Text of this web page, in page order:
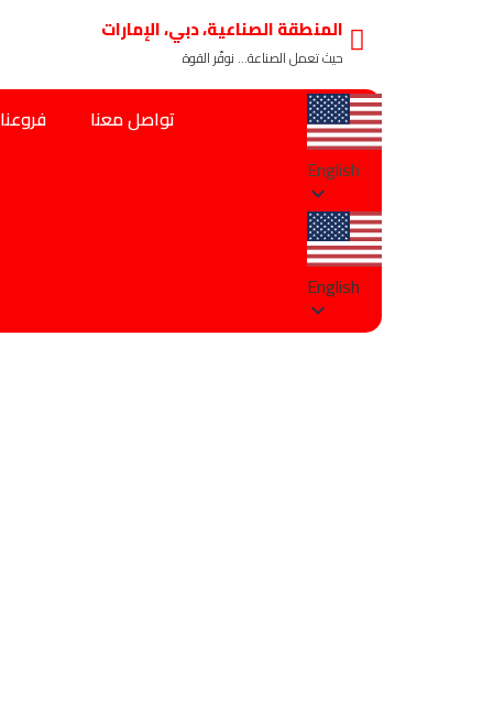
المنطقة الصناعية، دبي، الإمارات
حيث تعمل الصناعة… نوفّر القوة
English
English
فروعنا تواصل معنا